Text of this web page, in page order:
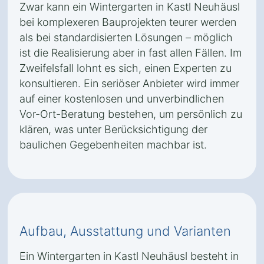
Zwar kann ein Wintergarten in Kastl Neuhäusl
bei komplexeren Bauprojekten teurer werden
als bei standardisierten Lösungen – möglich
ist die Realisierung aber in fast allen Fällen. Im
Zweifelsfall lohnt es sich, einen Experten zu
konsultieren. Ein seriöser Anbieter wird immer
auf einer kostenlosen und unverbindlichen
Vor-Ort-Beratung bestehen, um persönlich zu
klären, was unter Berücksichtigung der
baulichen Gegebenheiten machbar ist.
Aufbau, Ausstattung und Varianten
Ein Wintergarten in Kastl Neuhäusl besteht in